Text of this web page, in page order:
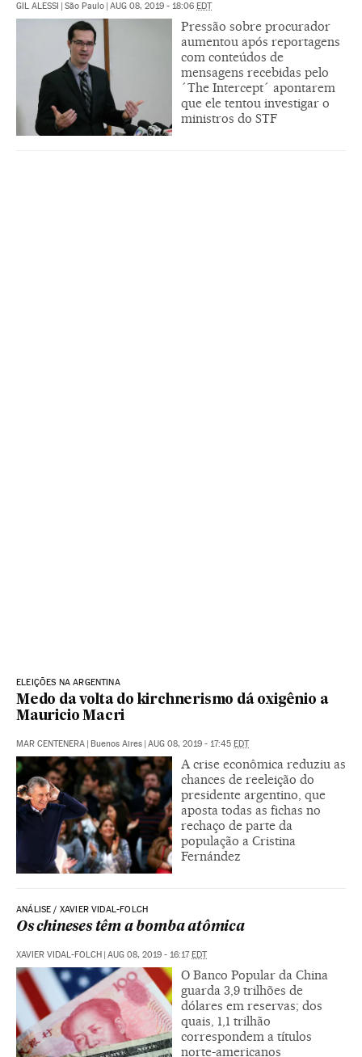
GIL ALESSI São Paulo AUG 08, 2019 - 18:06 EDT
Pressão sobre procurador
aumentou após reportagens
com conteúdos de
mensagens recebidas pelo
´The Intercept´ apontarem
que ele tentou investigar o
ministros do STF
ELEIÇÕES NA ARGENTINA
Medo da volta do kirchnerismo dá oxigênio a
Mauricio Macri
MAR CENTENERA Buenos Aires AUG 08, 2019 - 17:45 EDT
A crise econômica reduziu as
chances de reeleição do
presidente argentino, que
aposta todas as fichas no
rechaço de parte da
população a Cristina
Fernández
ANÁLISE / XAVIER VIDAL-FOLCH
Os chineses têm a bomba atômica
XAVIER VIDAL-FOLCH | AUG 08, 2019 - 16:17EDT
O Banco Popular da China
guarda 3,9 trilhões de
dólares em reservas; dos
quais, 1,1 trilhão
correspondem a títulos
norte-americanos